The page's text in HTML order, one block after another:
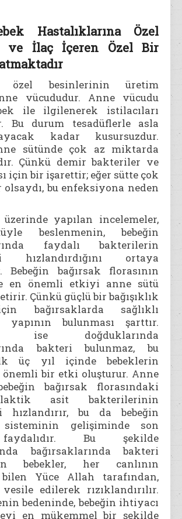
Hastalıklarına Özel
ve İlaç İçeren Özel Bir
özel besinlerinin üretim
vücududur. Anne vücudu
ile ilgilenerek istilacıları
Bu durum tesadüflerle asla
kadar kusursuzdur.
sütünde çok az miktarda
Çünkü demir bakteriler ve
için bir işarettir; eğer sütte çok
bu enfeksiyona neden
yapılan incelemeler,
beslenmenin, bebeğin
faydalı bakterilerin
hızlandırdığını ortaya
Bebeğin bağırsak florasının
en önemli etkiyi anne sütü
Çünkü güçlü bir bağışıklık
bağırsaklarda sağlıklı
yapının bulunması şarttır.
ise doğduklarında
bakteri bulunmaz, bu
üç yıl içinde bebeklerin
önemli bir etki oluşturur. Anne
bağırsak florasındaki
asit bakterilerinin
hızlandırır, bu da bebeğin
sisteminin gelişiminde son
Bu şekilde
bağırsaklarında bakteri
bebekler, her canlının
bilen Yüce Allah tarafından,
edilerek rızıklandırılır.
bedeninde, bebeğin ihtiyacı
en mükemmel bir şekilde